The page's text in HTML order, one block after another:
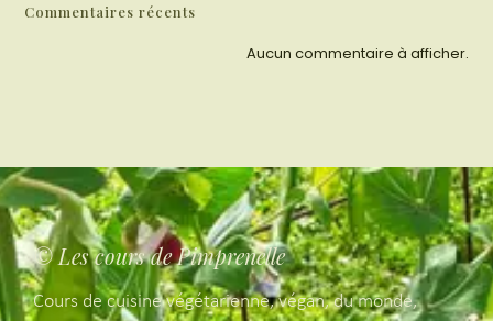
Commentaires récents
Aucun commentaire à afficher.
© Les cours de Pimprenelle
Cours de cuisine végétarienne, végan, du monde,